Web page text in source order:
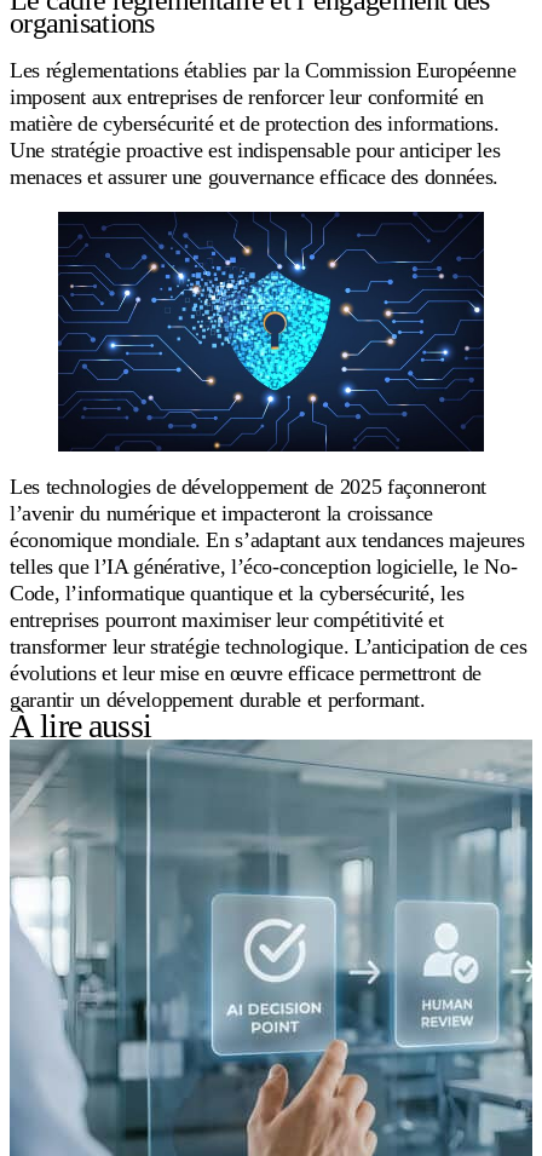
organisations
Les réglementations établies par la Commission Européenne
imposent aux entreprises de renforcer leur conformité en
matière de cybersécurité et de protection des informations.
Une stratégie proactive est indispensable pour anticiper les
menaces et assurer une gouvernance efficace des données.
Les technologies de développement de 2025 façonneront
l’avenir du numérique et impacteront la croissance
économique mondiale. En s’adaptant aux tendances majeures
telles que l’IA générative, l’éco-conception logicielle, le No-
Code, l’informatique quantique et la cybersécurité, les
entreprises pourront maximiser leur compétitivité et
transformer leur stratégie technologique. L’anticipation de ces
évolutions et leur mise en œuvre efficace permettront de
garantir un développement durable et performant.
À lire aussi